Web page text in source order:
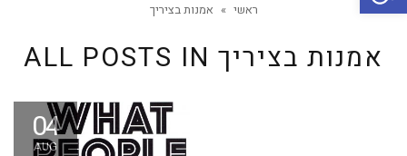
ראשי » אמנות בציריך
ALL POSTS IN אמנות בציריך
04
AUG